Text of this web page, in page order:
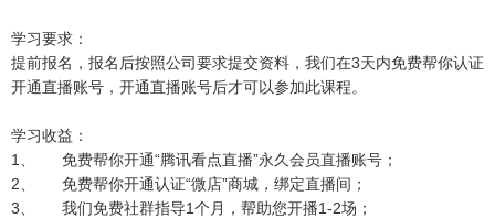
学习要求：
提前报名，报名后按照公司要求提交资料，我们在3天内免费帮你认证
开通直播账号，开通直播账号后才可以参加此课程。
学习收益：
1、 免费帮你开通“腾讯看点直播”永久会员直播账号；
2、 免费帮你开通认证“微店”商城，绑定直播间；
3、 我们免费社群指导1个月，帮助您开播1-2场；